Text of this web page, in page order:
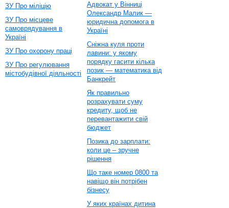
ЗУ Про міліцію
ЗУ Про місцеве
самоврядування в
Україні
ЗУ Про охорону праці
ЗУ Про регулювання
містобудівної діяльності
Адвокат у Вінниці
Олександр Малик —
юридична допомога в
Україні
Сніжна куля проти
лавини: у якому
порядку гасити кілька
позик — математика від
Банкрейт
Як правильно
розрахувати суму
кредиту, щоб не
перевантажити свій
бюджет
Позика до зарплати:
коли це – зручне
рішення
Що таке номер 0800 та
навіщо він потрібен
бізнесу
У яких країнах дитина